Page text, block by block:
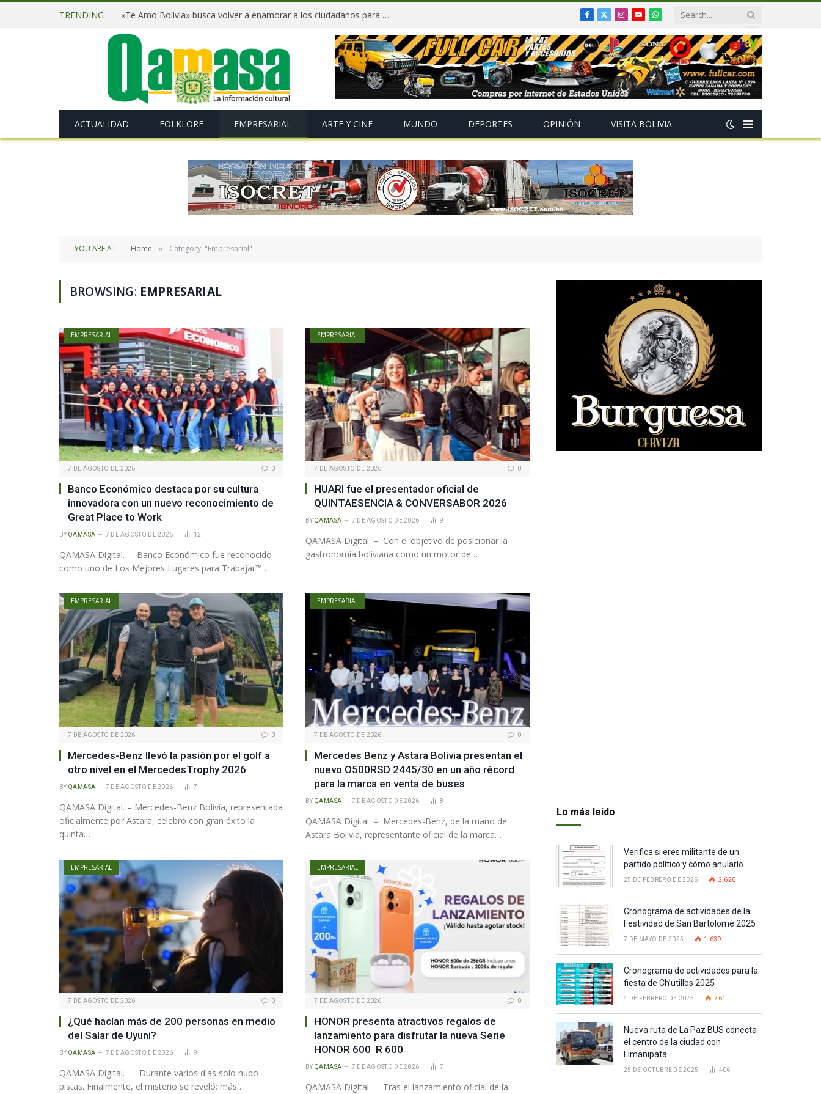
TRENDING «Te Amo Bolivia» busca volver a enamorar a los ciudadanos para impulsar el orgullo nacional Facebook
X
(Twitter)
Instagram
YouTubeWhatsApp
ACTUALIDAD FOLKLORE EMPRESARIAL ARTE Y CINE MUNDO DEPORTES OPINIÓN VISITA BOLIVIA
YOU ARE AT: Home » Category: "Empresarial"
BROWSING: EMPRESARIAL
EMPRESARIAL
7 DE AGOSTO DE 2026 0
Banco Económico destaca por su cultura
innovadora con un nuevo reconocimiento de
Great Place to Work
BY QAMASA 7 DE AGOSTO DE 2026 12
QAMASA Digital. – Banco Económico fue reconocido
como uno de Los Mejores Lugares para Trabajar™…
EMPRESARIAL
7 DE AGOSTO DE 2026 0
HUARI fue el presentador oficial de
QUINTAESENCIA & CONVERSABOR 2026
BY QAMASA 7 DE AGOSTO DE 2026 9
QAMASA Digital. – Con el objetivo de posicionar la
gastronomía boliviana como un motor de…
EMPRESARIAL
7 DE AGOSTO DE 2026 0
Mercedes-Benz llevó la pasión por el golf a
otro nivel en el MercedesTrophy 2026
BY QAMASA 7 DE AGOSTO DE 2026 7
QAMASA Digital. – Mercedes-Benz Bolivia, representada
oficialmente por Astara, celebró con gran éxito la
quinta…
EMPRESARIAL
7 DE AGOSTO DE 2026 0
Mercedes Benz y Astara Bolivia presentan el
nuevo O500RSD 2445/30 en un año récord
para la marca en venta de buses
BY QAMASA 7 DE AGOSTO DE 2026 8
QAMASA Digital. – Mercedes-Benz, de la mano de
Astara Bolivia, representante oficial de la marca…
EMPRESARIAL
7 DE AGOSTO DE 2026 0
¿Qué hacían más de 200 personas en medio
del Salar de Uyuni?
BY QAMASA 7 DE AGOSTO DE 2026 9
QAMASA Digital. – Durante varios días solo hubo
pistas. Finalmente, el misterio se reveló: más…
EMPRESARIAL
7 DE AGOSTO DE 2026 0
HONOR presenta atractivos regalos de
lanzamiento para disfrutar la nueva Serie
HONOR 600 R 600
BY QAMASA 7 DE AGOSTO DE 2026 7
QAMASA Digital. – Tras el lanzamiento oficial de la
Lo más leido
Verifica si eres militante de un
partido político y cómo anularlo
25 DE FEBRERO DE 2026 2.620
Cronograma de actividades de la
Festividad de San Bartolomé 2025
7 DE MAYO DE 2025 1.639
Cronograma de actividades para la
fiesta de Ch’utillos 2025
4 DE FEBRERO DE 2025 761
Nueva ruta de La Paz BUS conecta
el centro de la ciudad con
Limanipata
25 DE OCTUBRE DE 2025 406